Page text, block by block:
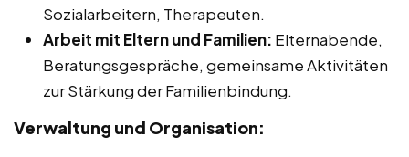
Sozialarbeitern, Therapeuten.
Arbeit mit Eltern und Familien: Elternabende,
Beratungsgespräche, gemeinsame Aktivitäten
zur Stärkung der Familienbindung.
Verwaltung und Organisation: